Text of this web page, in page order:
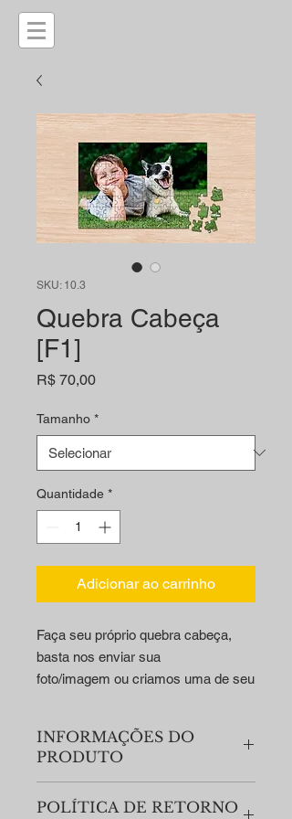
SKU: 10.3
Quebra Cabeça
[F1]
R$ 70,00Preço
Tamanho *
Quantidade *
Adicionar ao carrinho
Faça seu próprio quebra cabeça,
basta nos enviar sua
foto/imagem ou criamos uma de seu
INFORMAÇÕES DO
PRODUTO
Material: Cartão Duplex 295g/m².
POLÍTICA DE RETORNO